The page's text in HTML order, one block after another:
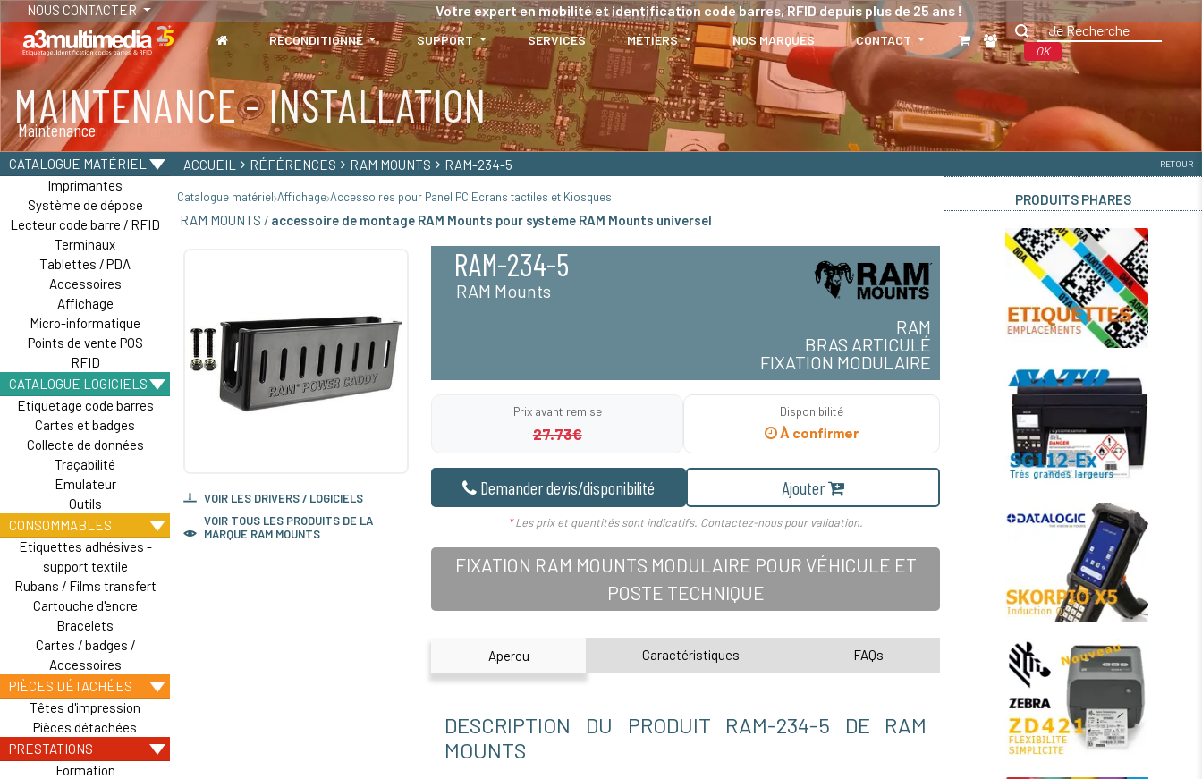
NOUS CONTACTER Votre expert en mobilité et identification code barres, RFID depuis plus de 25 ans !
RECONDITIONNÉ SUPPORT SERVICES MÉTIERS NOS MARQUES CONTACT
OK
MAINTENANCE - INSTALLATION
Maintenance
TABLETTES
Tablettes durcies - Étanches - Résistantes
CATALOGUE MATÉRIEL
Imprimantes
Système de dépose
Lecteur code barre / RFID
Terminaux
Tablettes / PDA
Accessoires
Affichage
Micro-informatique
Points de vente POS
RFID
CATALOGUE LOGICIELS
Etiquetage code barres
Cartes et badges
Collecte de données
Traçabilité
Emulateur
Outils
CONSOMMABLES
Etiquettes adhésives -
support textile
Rubans / Films transfert
Cartouche d'encre
Bracelets
Cartes / badges /
Accessoires
PIÈCES DÉTACHÉES
Têtes d'impression
Pièces détachées
PRESTATIONS
Formation
ACCUEIL RÉFÉRENCES RAM MOUNTS RAM-234-5 RETOUR
Catalogue matériel Affichage Accessoires pour Panel PC Ecrans tactiles et Kiosques
RAM MOUNTS / accessoire de montage RAM Mounts pour système RAM Mounts universel
VOIR LES DRIVERS / LOGICIELS
VOIR TOUS LES PRODUITS DE LA
MARQUE RAM MOUNTS
RAM-234-5
RAM Mounts
RAM
BRAS ARTICULÉ
FIXATION MODULAIRE
Prix avant remise
27.73€
Disponibilité
À confirmer
Demander devis/disponibilité Ajouter
*Les prix et quantités sont indicatifs. Contactez-nous pour validation.
FIXATION RAM MOUNTS MODULAIRE POUR VÉHICULE ET
POSTE TECHNIQUE
Apercu Caractéristiques FAQs
DESCRIPTION DU PRODUIT RAM-234-5 DE RAM
MOUNTS
PRODUITS PHARES